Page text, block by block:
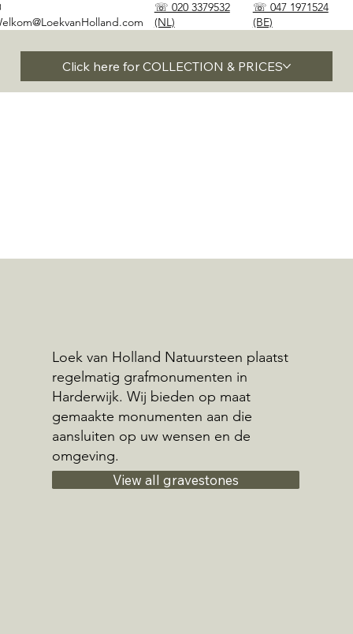
☏ 020 3379532
(NL)
☏ 047 1971524
(BE)
Click here for COLLECTION & PRICES
Loek van Holland Natuursteen plaatst
regelmatig grafmonumenten in
Harderwijk. Wij bieden op maat
gemaakte monumenten aan die
aansluiten op uw wensen en de
omgeving.
View all gravestones